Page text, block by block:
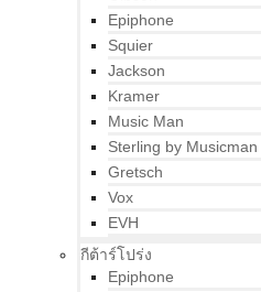
Epiphone
Squier
Jackson
Kramer
Music Man
Sterling by Musicman
Gretsch
Vox
EVH
กีต้าร์โปร่ง
Epiphone